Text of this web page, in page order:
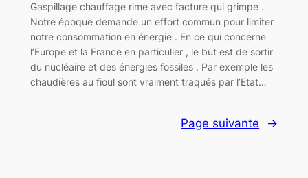
Gaspillage chauffage rime avec facture qui grimpe .
Notre époque demande un effort commun pour limiter
notre consommation en énergie . En ce qui concerne
l’Europe et la France en particulier , le but est de sortir
du nucléaire et des énergies fossiles . Par exemple les
chaudières au fioul sont vraiment traqués par l’Etat…
Page suivante →